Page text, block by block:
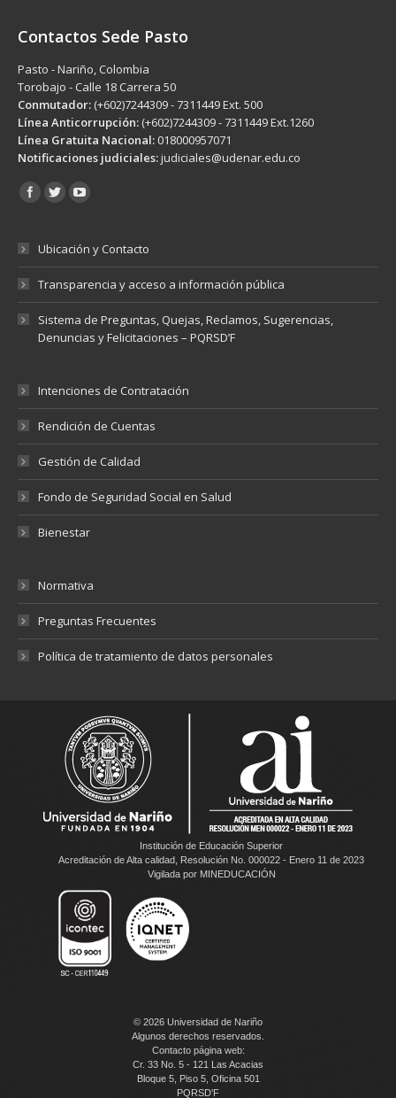
Contactos Sede Pasto
Pasto - Nariño, Colombia
Torobajo - Calle 18 Carrera 50
Conmutador: (+602)7244309 - 7311449 Ext. 500
Línea Anticorrupción: (+602)7244309 - 7311449 Ext.1260
Línea Gratuita Nacional: 018000957071
Notificaciones judiciales:judiciales@udenar.edu.co
Encuéntranos en:
Ubicación y Contacto
Transparencia y acceso a información pública
Sistema de Preguntas, Quejas, Reclamos, Sugerencias,
Denuncias y Felicitaciones – PQRSD’F
Intenciones de Contratación
Rendición de Cuentas
Gestión de Calidad
Fondo de Seguridad Social en Salud
Bienestar
Normativa
Preguntas Frecuentes
Política de tratamiento de datos personales
Institución de Educación Superior
Acreditación de Alta calidad, Resolución No. 000022 - Enero 11 de 2023
Vigilada por MINEDUCACIÓN
© 2026 Universidad de Nariño
Algunos derechos reservados.
Contacto página web:
Cr. 33 No. 5 - 121 Las Acacias
Bloque 5, Piso 5, Oficina 501
PQRSD'F